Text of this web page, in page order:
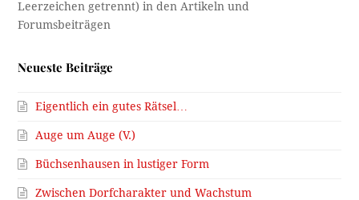
Neueste Beiträge
Eigentlich ein gutes Rätsel…
Auge um Auge (V.)
Büchsenhausen in lustiger Form
Zwischen Dorfcharakter und Wachstum